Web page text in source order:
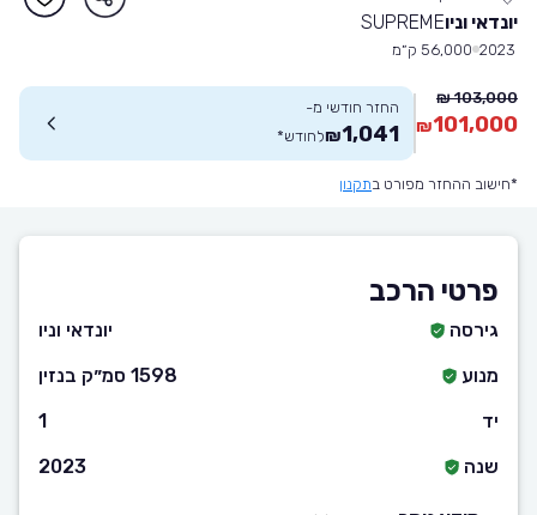
יונדאי וניוSUPREME
2023 56,000 ק״מ
103,000 ₪
101,000
₪
החזר חודשי מ-
1,041
₪לחודש*
*חישוב ההחזר מפורט בתקנון
פרטי הרכב
גירסה
יונדאי וניו
מנוע
1598 סמ״ק בנזין
יד
1
שנה
2023